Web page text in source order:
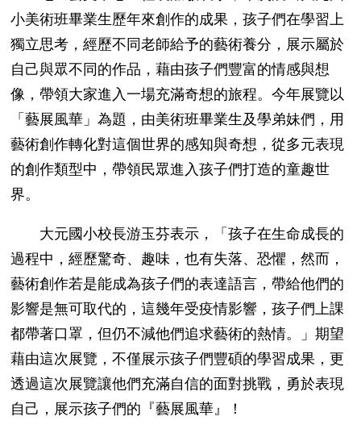
小美術班畢業生歷年來創作的成果，孩子們在學習上
獨立思考，經歷不同老師給予的藝術養分，展示屬於
自己與眾不同的作品，藉由孩子們豐富的情感與想
像，帶領大家進入一場充滿奇想的旅程。今年展覽以
「藝展風華」為題，由美術班畢業生及學弟妹們，用
藝術創作轉化對這個世界的感知與奇想，從多元表現
的創作類型中，帶領民眾進入孩子們打造的童趣世
界。
大元國小校長游玉芬表示，「孩子在生命成長的
過程中，經歷驚奇、趣味，也有失落、恐懼，然而，
藝術創作若是能成為孩子們的表達語言，帶給他們的
影響是無可取代的，這幾年受疫情影響，孩子們上課
都帶著口罩，但仍不減他們追求藝術的熱情。」期望
藉由這次展覽，不僅展示孩子們豐碩的學習成果，更
透過這次展覽讓他們充滿自信的面對挑戰，勇於表現
自己，展示孩子們的『藝展風華』！